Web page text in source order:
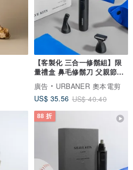
【客製化 三合一修鬍組】限
量禮盒 鼻毛修鬍刀 父親節禮
物
廣告
URBANER 奧本電剪
US$ 35.56 US$ 40.40
88 折